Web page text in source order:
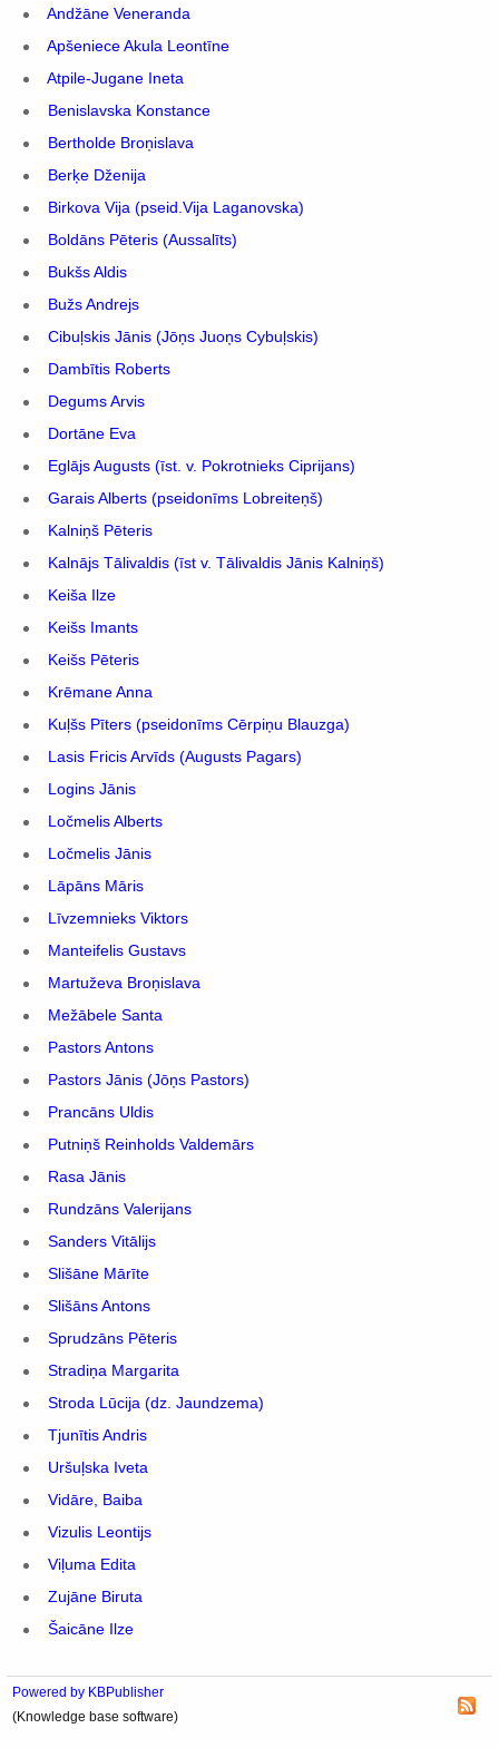
Andžāne Veneranda
Apšeniece Akula Leontīne
Atpile-Jugane Ineta
Benislavska Konstance
Bertholde Broņislava
Berķe Dženija
Birkova Vija (pseid.Vija Laganovska)
Boldāns Pēteris (Aussalīts)
Bukšs Aldis
Bužs Andrejs
Cibuļskis Jānis (Jōņs Juoņs Cybuļskis)
Dambītis Roberts
Degums Arvis
Dortāne Eva
Eglājs Augusts (īst. v. Pokrotnieks Ciprijans)
Garais Alberts (pseidonīms Lobreiteņš)
Kalniņš Pēteris
Kalnājs Tālivaldis (īst v. Tālivaldis Jānis Kalniņš)
Keiša Ilze
Keišs Imants
Keišs Pēteris
Krēmane Anna
Kuļšs Pīters (pseidonīms Cērpiņu Blauzga)
Lasis Fricis Arvīds (Augusts Pagars)
Logins Jānis
Ločmelis Alberts
Ločmelis Jānis
Lāpāns Māris
Līvzemnieks Viktors
Manteifelis Gustavs
Martuževa Broņislava
Mežābele Santa
Pastors Antons
Pastors Jānis (Jōņs Pastors)
Prancāns Uldis
Putniņš Reinholds Valdemārs
Rasa Jānis
Rundzāns Valerijans
Sanders Vitālijs
Slišāne Mārīte
Slišāns Antons
Sprudzāns Pēteris
Stradiņa Margarita
Stroda Lūcija (dz. Jaundzema)
Tjunītis Andris
Uršuļska Iveta
Vidāre, Baiba
Vizulis Leontijs
Viļuma Edita
Zujāne Biruta
Šaicāne Ilze
Powered by KBPublisher
(Knowledge base software)